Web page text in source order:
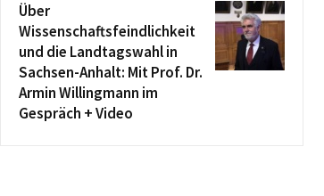
Über
Wissenschaftsfeindlichkeit
und die Landtagswahl in
Sachsen-Anhalt: Mit Prof. Dr.
Armin Willingmann im
Gespräch + Video